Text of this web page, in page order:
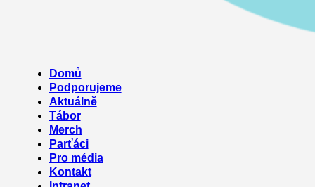
Menu
Domů
Podporujeme
Aktuálně
Tábor
Merch
Parťáci
Pro média
Kontakt